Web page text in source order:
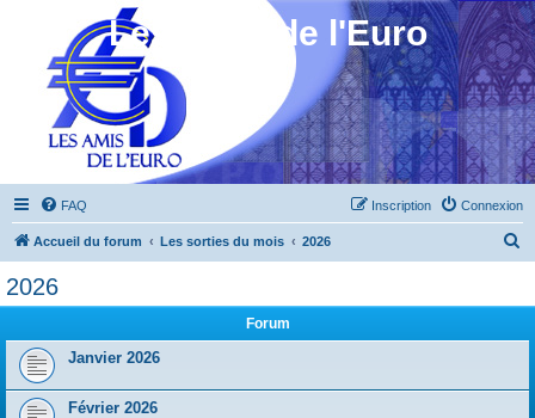
Les Amis de l'Euro
FAQ Connexion
Inscription
Accueil du forum Les sorties du mois 2026
2026
Forum
Janvier 2026
Février 2026